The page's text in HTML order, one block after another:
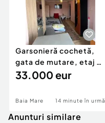
Garsonieră cochetă,
gata de mutare, etaj 2,
Zona Gării ??
33.000 eur
Baia Mare 14 minute în urmă
Anunturi similare